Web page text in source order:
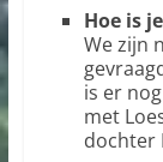
Hoe is
We zijn
is er
met
dochter